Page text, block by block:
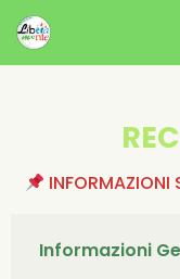
INFORMAZIONI
Informazioni